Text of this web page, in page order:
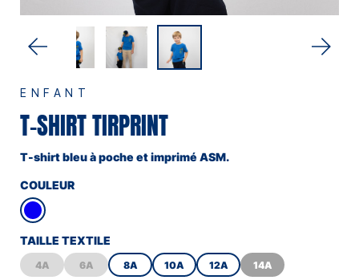
ENFANT
T-SHIRT TIRPRINT
T-shirt bleu à poche et imprimé ASM.
COULEUR
TAILLE TEXTILE
4A 6A 8A 10A 12A
14A